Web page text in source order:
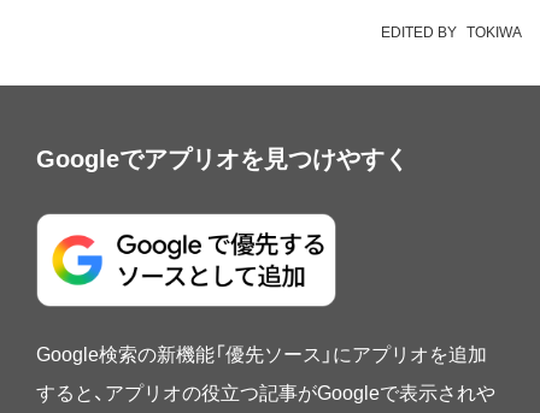
EDITED BY TOKIWA
Googleでアプリオを見つけやすく
Google検索の新機能「優先ソース」にアプリオを追加
すると、アプリオの役立つ記事がGoogleで表示されや